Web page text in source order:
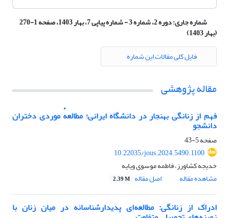
شماره جاری: دوره 2، شماره 3 - شماره پیاپی 7، بهار 1403، صفحه 1-270
(بهار 1403)
فایل کلی مقالات این شماره
مقاله پژوهشی
فهم از زنانگی بهنجار در دانشگاه ایرانی؛ مطالعهٔ موردی دختران
دانشجو
صفحه5-43
10.22035/jous.2024.5490.1100
خدیجه کشاورز، فاطمه موسوی ویایه
مشاهده مقاله
اصل مقاله 2.39 M
ادراک از زنانگی: مطالعه‌ای پدیدارشناسانه در میان زنان با